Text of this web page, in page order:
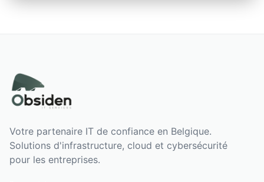
Votre partenaire IT de confiance en Belgique.
Solutions d'infrastructure, cloud et cybersécurité
pour les entreprises.